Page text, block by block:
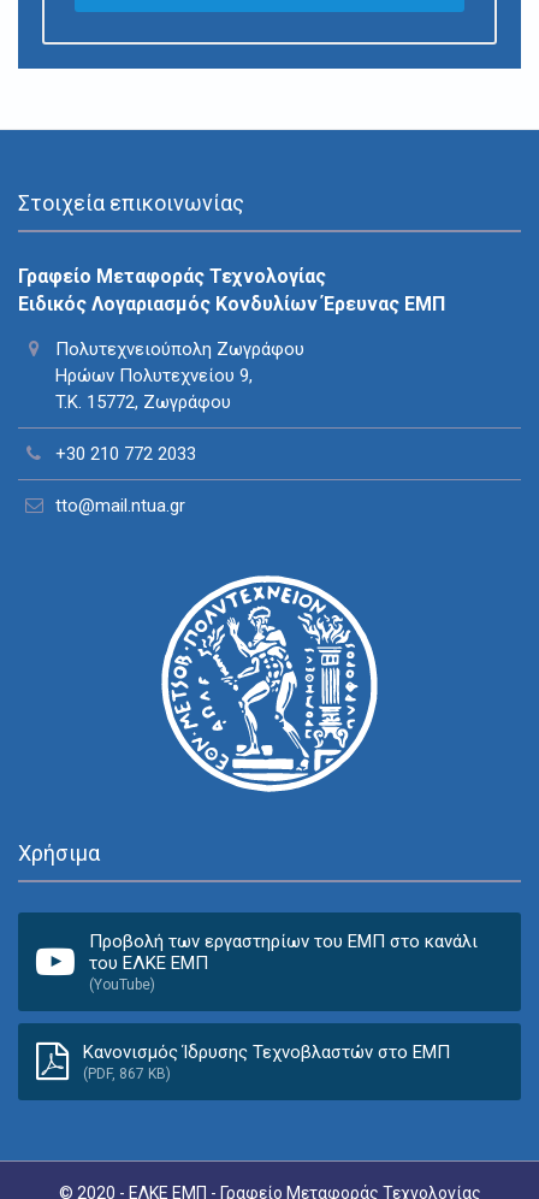
Στοιχεία επικοινωνίας
Γραφείο Μεταφοράς Τεχνολογίας
Ειδικός Λογαριασμός Κονδυλίων Έρευνας ΕΜΠ
Πολυτεχνειούπολη Ζωγράφου
Ηρώων Πολυτεχνείου 9,
T.K. 15772, Ζωγράφου
+30 210 772 2033
tto@mail.ntua.gr
Χρήσιμα
Προβολή των εργαστηρίων του ΕΜΠ στο κανάλι
του ΕΛΚΕ ΕΜΠ
(YouTube)
Κανονισμός Ίδρυσης Τεχνοβλαστών στο ΕΜΠ
(PDF, 867 KB)
© 2020 - ΕΛΚΕ ΕΜΠ - Γραφείο Μεταφοράς Τεχνολογίας